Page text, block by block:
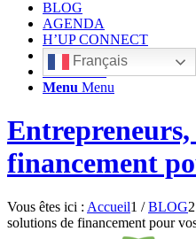
BLOG
AGENDA
H’UP CONNECT
Français
Rechercher
Menu Menu
Entrepreneurs,
financement
Vous êtes ici : Accueil1 / BLOG2
solutions de financement pour